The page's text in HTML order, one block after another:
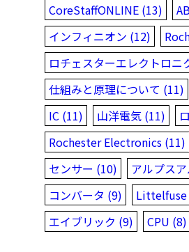
CoreStaffONLINE (13)
インフィニオン (12)
ロチェスターエレクトロニ
仕組みと原理について (11)
IC (11)
山洋電気 (11)
Rochester Electronics (11)
センサー (10)
アルプス
コンバータ (9)
Littelfuse
エイブリック (9)
CPU (8)